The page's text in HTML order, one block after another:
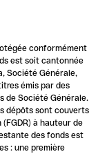
conformément
est soit cantonnée
Société Générale,
émis par des
de Société Générale.
dépôts sont couverts
à hauteur de
des fonds est
: une première